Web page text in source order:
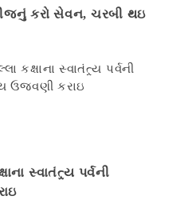
કરો સેવન, ચરબી થઇ
સ્વાતંત્ર્ય પર્વની